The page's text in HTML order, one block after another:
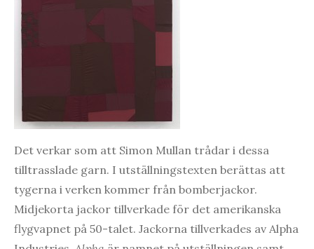
Det verkar som att Simon Mullan trådar i dessa
tilltrasslade garn. I utställningstexten berättas att
tygerna i verken kommer från bomberjackor.
Midjekorta jackor tillverkade för det amerikanska
flygvapnet på 50-talet. Jackorna tillverkades av Alpha